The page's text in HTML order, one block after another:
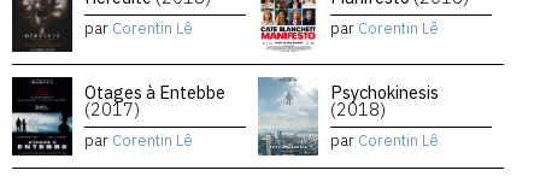
par Corentin Lê par Corentin Lê
Otages à Entebbe
(2017)
par Corentin Lê
Psychokinesis
(2018)
par Corentin Lê